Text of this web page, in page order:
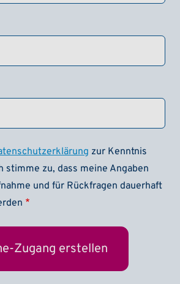
zur Kenntnis
stimme zu, dass meine Angaben
und für Rückfragen dauerhaft